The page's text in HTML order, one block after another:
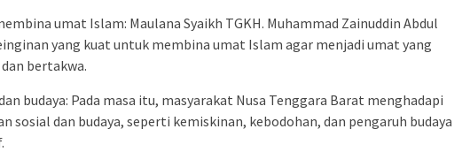
umat Islam: Maulana Syaikh TGKH. Muhammad Zainuddin Abdul
yang kuat untuk membina umat Islam agar menjadi umat yang
bertakwa.
budaya: Pada masa itu, masyarakat Nusa Tenggara Barat menghadapi
sosial dan budaya, seperti kemiskinan, kebodohan, dan pengaruh budaya